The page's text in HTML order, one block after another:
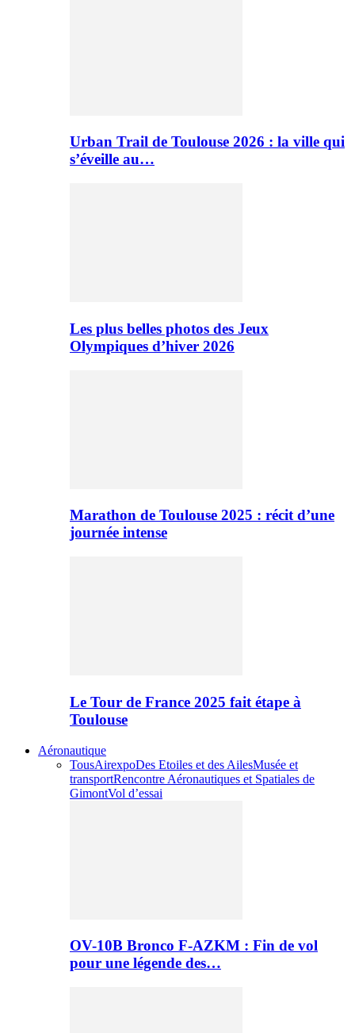
Urban Trail de Toulouse 2026 : la ville qui
s’éveille au…
Les plus belles photos des Jeux
Olympiques d’hiver 2026
Marathon de Toulouse 2025 : récit d’une
journée intense
Le Tour de France 2025 fait étape à
Toulouse
Aéronautique
TousAirexpoDes Etoiles et des AilesMusée et
transportRencontre Aéronautiques et Spatiales de
GimontVol d’essai
OV-10B Bronco F-AZKM : Fin de vol
pour une légende des…